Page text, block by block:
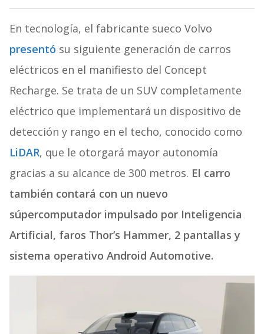
En tecnología, el fabricante sueco Volvo
presentó su siguiente generación de carros
eléctricos en el manifiesto del Concept
Recharge. Se trata de un SUV completamente
eléctrico que implementará un dispositivo de
detección y rango en el techo, conocido como
LiDAR, que le otorgará mayor autonomía
gracias a su alcance de 300 metros. El carro
también contará con un nuevo
súpercomputador impulsado por Inteligencia
Artificial, faros Thor’s Hammer, 2 pantallas y
sistema operativo Android Automotive.